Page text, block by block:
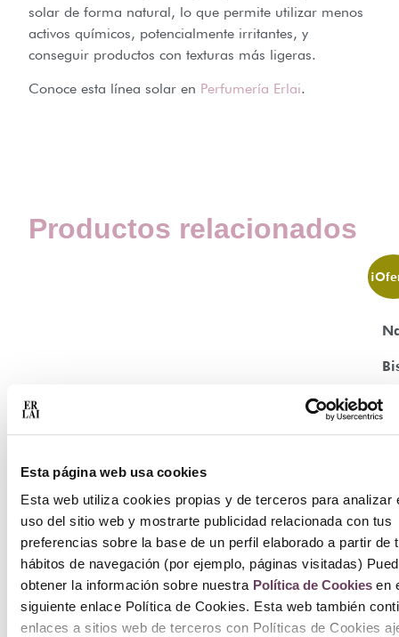
Esta página web usa cookies
Esta web utiliza cookies propias y de terceros para analizar
uso del sitio web y mostrarte publicidad relacionada con tus
preferencias sobre la base de un perfil elaborado a partir de
hábitos de navegación (por ejemplo, páginas visitadas)
obtener la información sobre nuestra Política de Cookiesen
siguiente enlace Política de Cookies. Esta web también
enlaces a sitios web de terceros con Políticas de Cookies
solar de forma natural, lo que permite utilizar menos
activos químicos, potencialmente irritantes, y
conseguir productos con texturas más ligeras.
Conoce esta línea solar en Perfumería Erlai.
Productos relacionados